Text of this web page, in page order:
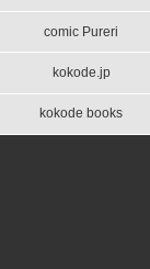
comic Pureri
kokode.jp
kokode books